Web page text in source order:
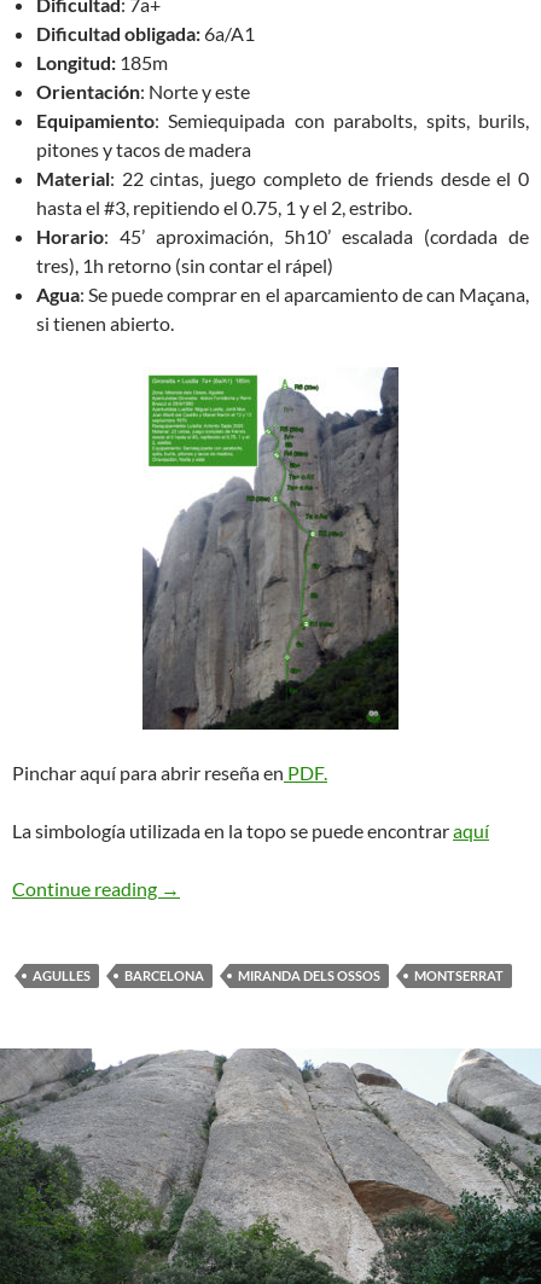
Dificultad obligada:6a/A1
Longitud: 185m
Orientación: Norte y este
Equipamiento: Semiequipada con parabolts, spits, burils,
pitones y tacos de madera
Material: 22 cintas, juego completo de friends desde el 0
hasta el #3, repitiendo el 0.75, 1 y el 2, estribo.
Horario: 45’ aproximación, 5h10’ escalada (cordada de
tres), 1h retorno (sin contar el rápel)
Agua: Se puede comprar en el aparcamiento de can Maçana,
si tienen abierto.
Pinchar aquí para abrir reseña en PDF.
La simbología utilizada en la topo se puede encontraraquí
Continue reading Gironella + Lusilla. Miranda dels Ossos
→
AGULLES BARCELONA MIRANDA DELS OSSOS MONTSERRAT